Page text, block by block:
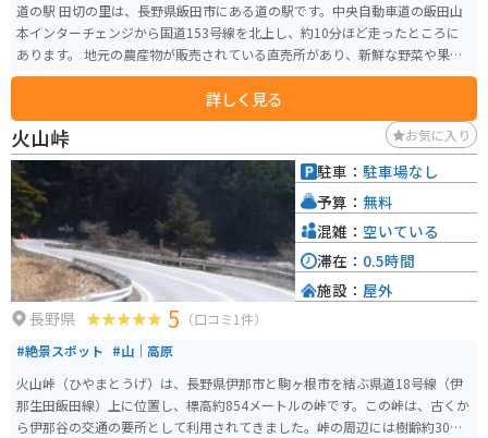
道の駅 田切の里は、長野県飯田市にある道の駅です。中央自動車道の飯田山
本インターチェンジから国道153号線を北上し、約10分ほど走ったところに
あります。 地元の農産物が販売されている直売所があり、新鮮な野菜や果物
を購入できます。特におすすめなのは、飯田市の特産品である「市田柿」で
す。濃厚な甘さと、もっちりとした食感が特徴です。 バイクで訪れる場合、
道の駅には広い駐車場が完備されているので安心です。また、周辺には南ア
ルプスの山々が連なり、絶景のツーリングコースとしても人気があります。
道の駅 田切の里を拠点に、自然豊かな景色を楽しみながらバイクで走ってみ
てはいかがでしょうか。 周辺には、りんご並木など、自然を楽しめるスポッ
トも点在しています。道の駅で休憩した後は、周辺の観光スポットにも足を
運んでみてください。
詳しく見る
火山峠 お気に入り
長野県 5 （口コミ1件）
#絶景スポット #山｜高原
火山峠（ひやまとうげ）は、長野県伊那市と駒ヶ根市を結ぶ県道18号線（伊
那生田飯田線）上に位置し、標高約854メートルの峠です。この峠は、古くか
ら伊那谷の交通の要所として利用されてきました。峠の周辺には樹齢約300年
駐車： 駐車場なし
予算： 無料
混雑： 空いている
滞在： 0.5時間
施設： 屋外